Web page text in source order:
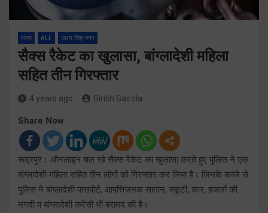
राज्य ALL उधम सिंह नगर
सैक्स रैकेट का खुलासा, बांग्लादेशी महिला
सहित तीन गिरफ्तार
4 years ago Girish Gairola
Share Now
रूद्रपुर। ऑनलाइन चल रहे सैक्स रैकेट का खुलासा करते हुए पुलिस ने एक
बांग्लादेशी महिला सहित तीन लोगों कोे गिरफ्तार कर लिया है। जिनके कब्जे से
पुलिस ने बांग्लादेशी पासपोर्ट, आपत्तिजनक सामान, स्कूटी, कार, हजारों की
नगदी व बांग्लादेशी करेंसी भी बरामद की है।